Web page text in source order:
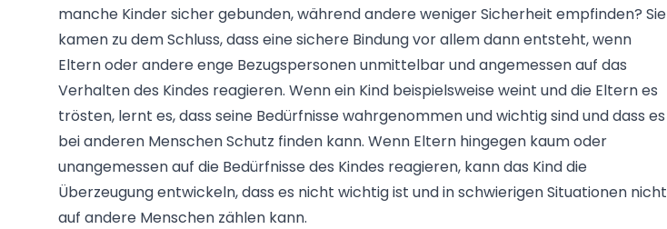
manche Kinder sicher gebunden, während andere weniger Sicherheit empfinden? Sie
kamen zu dem Schluss, dass eine sichere Bindung vor allem dann entsteht, wenn
Eltern oder andere enge Bezugspersonen unmittelbar und angemessen auf das
Verhalten des Kindes reagieren. Wenn ein Kind beispielsweise weint und die Eltern es
trösten, lernt es, dass seine Bedürfnisse wahrgenommen und wichtig sind und dass es
bei anderen Menschen Schutz finden kann. Wenn Eltern hingegen kaum oder
unangemessen auf die Bedürfnisse des Kindes reagieren, kann das Kind die
Überzeugung entwickeln, dass es nicht wichtig ist und in schwierigen Situationen nicht
auf andere Menschen zählen kann.